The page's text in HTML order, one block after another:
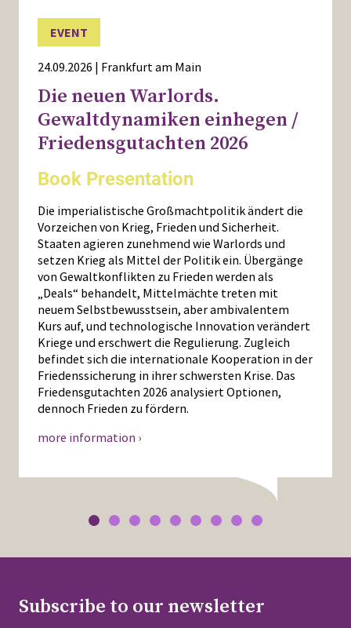
EVENT
24.09.2026 | Frankfurt am Main
Die neuen Warlords.
Gewaltdynamiken einhegen /
Friedensgutachten 2026
Book Presentation
Die imperialistische Großmachtpolitik ändert die
Vorzeichen von Krieg, Frieden und Sicherheit.
Staaten agieren zunehmend wie Warlords und
setzen Krieg als Mittel der Politik ein. Übergänge
von Gewaltkonflikten zu Frieden werden als
„Deals“ behandelt, Mittelmächte treten mit
neuem Selbstbewusstsein, aber ambivalentem
Kurs auf, und technologische Innovation verändert
Kriege und erschwert die Regulierung. Zugleich
befindet sich die internationale Kooperation in der
Friedenssicherung in ihrer schwersten Krise. Das
Friedensgutachten 2026 analysiert Optionen,
dennoch Frieden zu fördern.
more information ›
Subscribe to our newsletter